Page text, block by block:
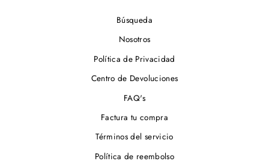
Búsqueda
Nosotros
Política de Privacidad
Centro de Devoluciones
FAQ's
Factura tu compra
Términos del servicio
Política de reembolso